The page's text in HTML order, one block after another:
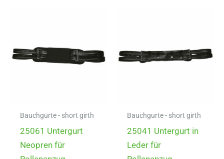
Bauchgurte - short girth
25061 Untergurt
Neopren für
Bauchgurte - short girth
25041 Untergurt in
Leder für